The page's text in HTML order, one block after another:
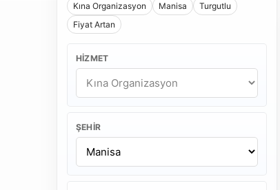
Kına Organizasyon Manisa
Turgutlu
Fiyat Artan
HIZMET
ŞEHIR